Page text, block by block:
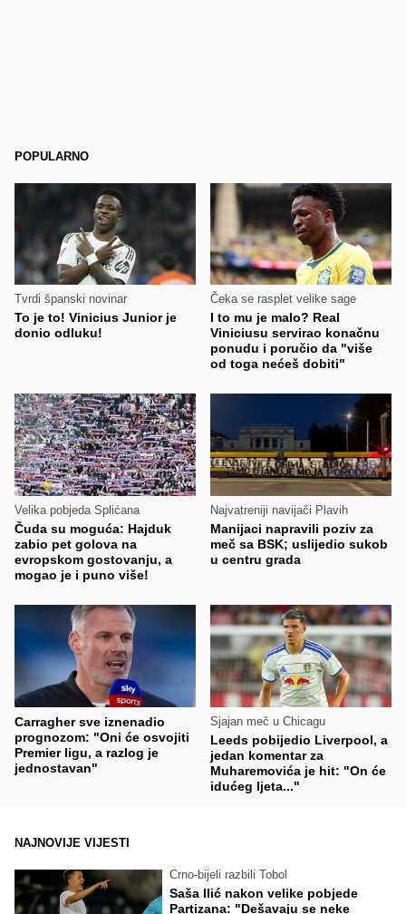
POPULARNO
Tvrdi španski novinar
To je to! Vinicius Junior je
donio odluku!
Čeka se rasplet velike sage
I to mu je malo? Real
Viniciusu servirao konačnu
ponudu i poručio da "više
od toga nećeš dobiti"
Velika pobjeda Splićana
Čuda su moguća: Hajduk
zabio pet golova na
evropskom gostovanju, a
mogao je i puno više!
Najvatreniji navijači Plavih
Manijaci napravili poziv za
meč sa BSK; uslijedio sukob
u centru grada
Carragher sve iznenadio
prognozom: "Oni će osvojiti
Premier ligu, a razlog je
jednostavan"
Sjajan meč u Chicagu
Leeds pobijedio Liverpool, a
jedan komentar za
Muharemovića je hit: "On će
idućeg ljeta..."
NAJNOVIJE VIJESTI
Crno-bijeli razbili Tobol
Saša Ilić nakon velike pobjede
Partizana: "Dešavaju se neke